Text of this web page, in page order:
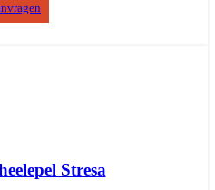
Stresa